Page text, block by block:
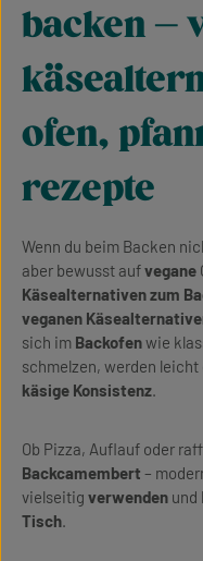
backen –
ofen,
rezepte
Wenn du beim Backen
aber bewusst aufvegane
Käsealternativen zum
veganen
sich im Backofenwie
schmelzen, werden
käsige Konsistenz.
Ob Pizza, Auflauf oder
Backcamembert –
vielseitig verwenden und
Tisch.